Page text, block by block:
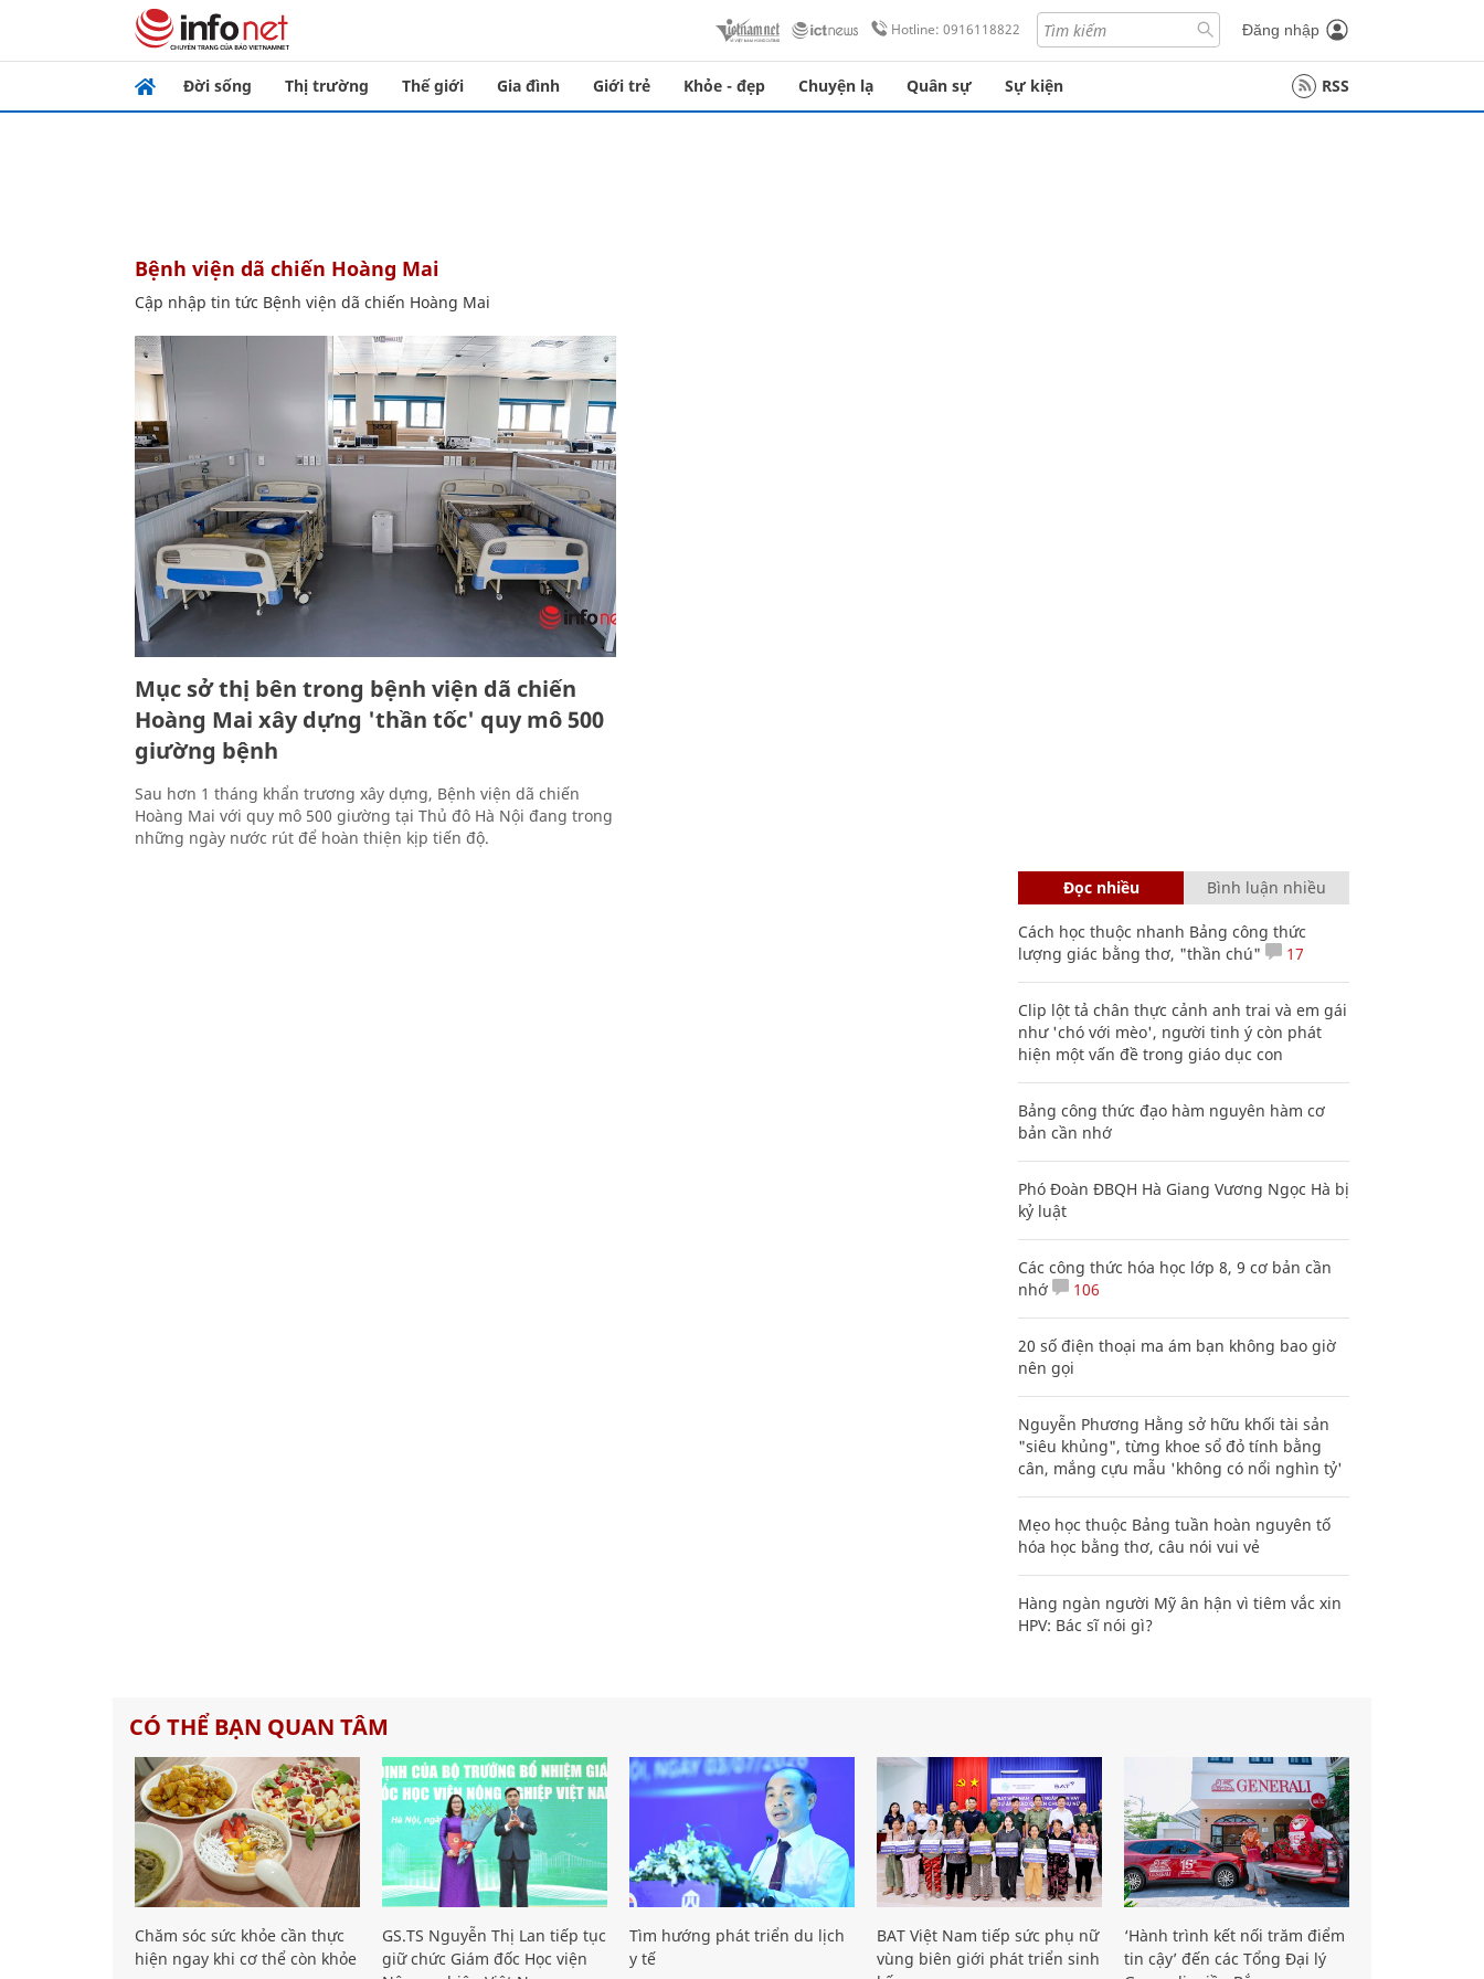
Hotline: 0916118822 Đăng nhập
Đời sống Thị trường Thế giới Gia đình Giới trẻ Khỏe - đẹp Chuyện lạ Quân sự Sự kiện RSS
Bệnh viện dã chiến Hoàng Mai
Cập nhập tin tức Bệnh viện dã chiến Hoàng Mai
Mục sở thị bên trong bệnh viện dã chiến
Hoàng Mai xây dựng 'thần tốc' quy mô 500
giường bệnh
Sau hơn 1 tháng khẩn trương xây dựng, Bệnh viện dã chiến
Hoàng Mai với quy mô 500 giường tại Thủ đô Hà Nội đang trong
những ngày nước rút để hoàn thiện kịp tiến độ.
Đọc nhiều Bình luận nhiều
Cách học thuộc nhanh Bảng công thức
lượng giác bằng thơ, "thần chú"
17
Clip lột tả chân thực cảnh anh trai và em gái
như 'chó với mèo', người tinh ý còn phát
hiện một vấn đề trong giáo dục con
Bảng công thức đạo hàm nguyên hàm cơ
bản cần nhớ
Phó Đoàn ĐBQH Hà Giang Vương Ngọc Hà bị
kỷ luật
Các công thức hóa học lớp 8, 9 cơ bản cần
nhớ
106
20 số điện thoại ma ám bạn không bao giờ
nên gọi
Nguyễn Phương Hằng sở hữu khối tài sản
"siêu khủng", từng khoe sổ đỏ tính bằng
cân, mắng cựu mẫu 'không có nổi nghìn tỷ'
Mẹo học thuộc Bảng tuần hoàn nguyên tố
hóa học bằng thơ, câu nói vui vẻ
Hàng ngàn người Mỹ ân hận vì tiêm vắc xin
HPV: Bác sĩ nói gì?
CÓ THỂ BẠN QUAN TÂM
Chăm sóc sức khỏe cần thực
hiện ngay khi cơ thể còn khỏe
GS.TS Nguyễn Thị Lan tiếp tục
giữ chức Giám đốc Học viện
Tìm hướng phát triển du lịch
y tế
BAT Việt Nam tiếp sức phụ nữ
vùng biên giới phát triển sinh
‘Hành trình kết nối trăm điểm
tin cậy’ đến các Tổng Đại lý